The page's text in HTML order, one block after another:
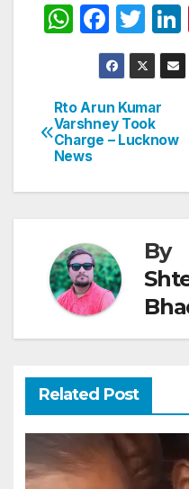
W
s
A
p
p
F
a
c
e
b
o
T
w
itt
er
Post
navigation
Rto Arun Kumar
Varshney Took
Charge – Lucknow
News
By
Related Post